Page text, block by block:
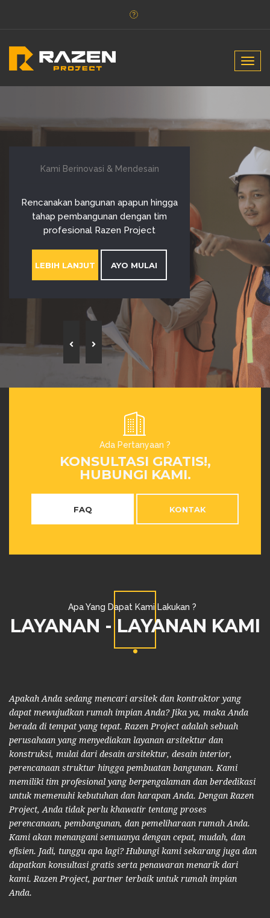
Kami Berinovasi & Mendesain
Rencanakan bangunan apapun hingga
tahap pembangunan dengan tim
profesional Razen Project
LEBIH LANJUT AYO MULAI
Ada Pertanyaan ?
KONSULTASI GRATIS!,
HUBUNGI KAMI.
FAQ KONTAK
Apa Yang Dapat Kami Lakukan ?
LAYANAN - LAYANAN KAMI
Apakah Anda sedang mencari arsitek dan kontraktor yang
dapat mewujudkan rumah impian Anda? Jika ya, maka Anda
berada di tempat yang tepat. Razen Project adalah sebuah
perusahaan yang menyediakan layanan arsitektur dan
konstruksi, mulai dari desain arsitektur, desain interior,
perencanaan struktur hingga pembuatan bangunan. Kami
memiliki tim profesional yang berpengalaman dan berdedikasi
untuk memenuhi kebutuhan dan harapan Anda. Dengan Razen
Project, Anda tidak perlu khawatir tentang proses
perencanaan, pembangunan, dan pemeliharaan rumah Anda.
Kami akan menangani semuanya dengan cepat, mudah, dan
efisien. Jadi, tunggu apa lagi? Hubungi kami sekarang juga dan
dapatkan konsultasi gratis serta penawaran menarik dari
kami. Razen Project, partner terbaik untuk rumah impian
Anda.